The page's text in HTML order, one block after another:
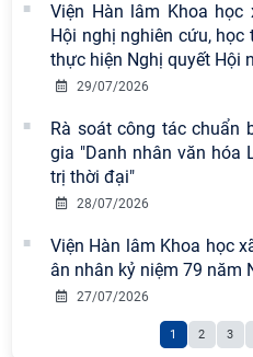
Viện Hàn lâm Khoa
Hội nghị nghiên cứu, học
thực hiện Nghị quyết Hội
29/07/2026
Rà soát công tác chuẩn
gia "Danh nhân văn hóa
trị thời đại"
28/07/2026
Viện Hàn lâm Khoa học
ân nhân kỷ niệm 79 năm
27/07/2026
1 2 3
Đảng ủy Viện Hàn lâm Khoa
hội Việt Nam sơ kết công tác
đầu năm và triển khai nhiệm
Hội thảo khoa học quốc tế
gian phát triển Việt Nam trong
nguyên mới: Định hướng
vào thứ ba, ngày 28/7/2026
Tọa đàm Giao lưu chuyên đề
những kinh nghiệm quan
Đảng Cộng sản Trung Quốc